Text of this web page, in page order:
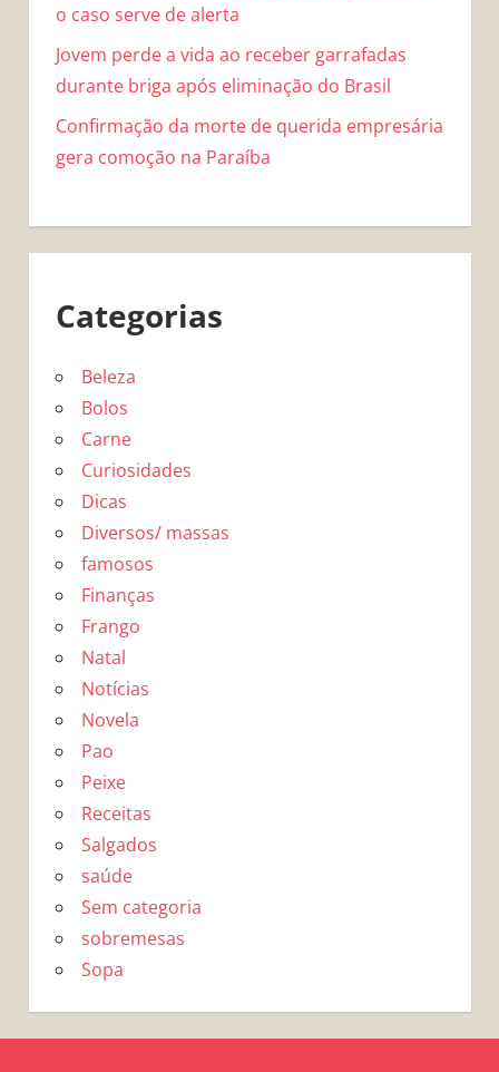
o caso serve de alerta
Jovem perde a vida ao receber garrafadas
durante briga após eliminação do Brasil
Confirmação da morte de querida empresária
gera comoção na Paraíba
Categorias
Beleza
Bolos
Carne
Curiosidades
Dicas
Diversos/ massas
famosos
Finanças
Frango
Natal
Notícias
Novela
Pao
Peixe
Receitas
Salgados
saúde
Sem categoria
sobremesas
Sopa